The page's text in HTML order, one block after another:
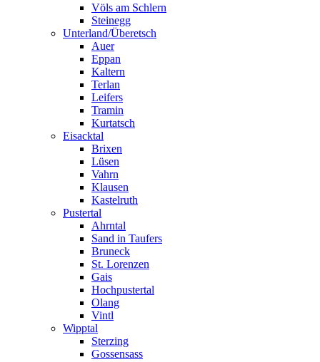
Völs am Schlern
Steinegg
Unterland/Überetsch
Auer
Eppan
Kaltern
Terlan
Leifers
Tramin
Kurtatsch
Eisacktal
Brixen
Lüsen
Vahrn
Klausen
Kastelruth
Pustertal
Ahrntal
Sand in Taufers
Bruneck
St. Lorenzen
Gais
Hochpustertal
Olang
Vintl
Wipptal
Sterzing
Gossensass